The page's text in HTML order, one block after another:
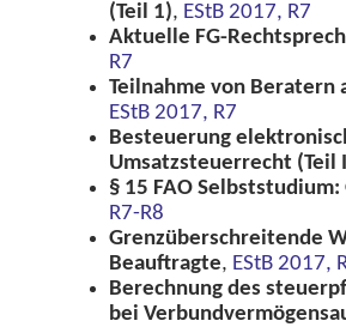
(Teil 1), EStB 2017, R7
Aktuelle FG-
R7
Teilnahme von Beratern
EStB 2017, R7
Besteuerung
Umsatzsteuerrecht (Teil
§ 15 FAO
R7-R8
Grenzüberschreitende
Beauftragte, EStB 2017,
Berechnung des
bei